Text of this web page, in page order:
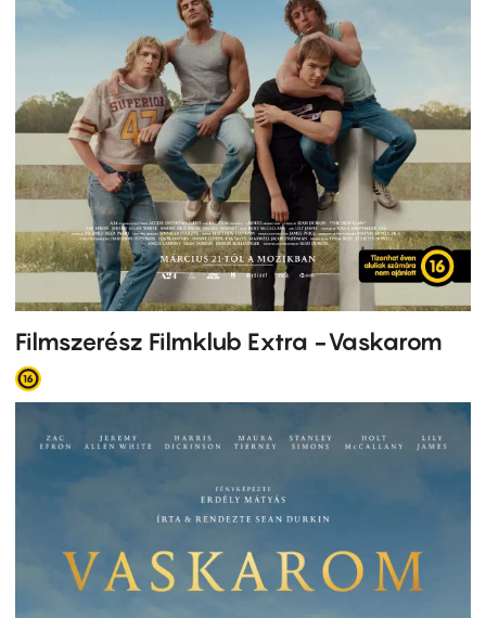
Filmszerész Filmklub Extra -Vaskarom